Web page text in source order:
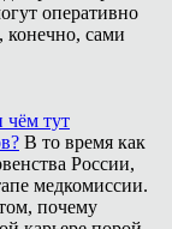
оперативно
конечно, сами
чём тут
В то время как
России,
медкомиссии.
почему